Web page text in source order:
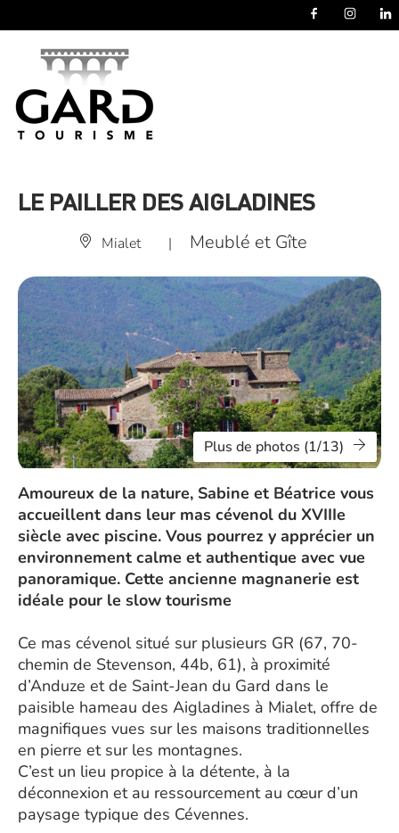
LE PAILLER DES AIGLADINES
Mialet | Meublé et Gîte
Plus de photos (1/13)
Amoureux de la nature, Sabine et Béatrice vous
accueillent dans leur mas cévenol du XVIIIe
siècle avec piscine. Vous pourrez y apprécier un
environnement calme et authentique avec vue
panoramique. Cette ancienne magnanerie est
idéale pour le slow tourisme
Ce mas cévenol situé sur plusieurs GR (67, 70-
chemin de Stevenson, 44b, 61), à proximité
d’Anduze et de Saint-Jean du Gard dans le
paisible hameau des Aigladines à Mialet, offre de
magnifiques vues sur les maisons traditionnelles
en pierre et sur les montagnes.
C’est un lieu propice à la détente, à la
déconnexion et au ressourcement au cœur d’un
paysage typique des Cévennes.